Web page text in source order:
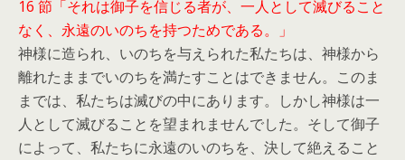
16 節「それは御子を信じる者が、一人として滅びること
なく、永遠のいのちを持つためである。」
神様に造られ、いのちを与えられた私たちは、神様から
離れたままでいのちを満たすことはできません。このま
までは、私たちは滅びの中にあります。しかし神様は一
人として滅びることを望まれませんでした。そして御子
によって、私たちに永遠のいのちを、決して絶えること